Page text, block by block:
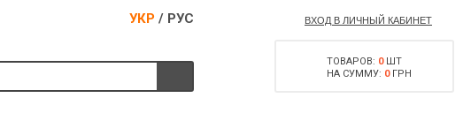
УКР / РУС ВХОД В ЛИЧНЫЙ КАБИНЕТ
ТОВАРОВ: 0ШТ
НА СУММУ: 0ГРН